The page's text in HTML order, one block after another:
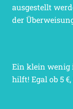
ausgestellt
der
Ein klein wenig
hilft! Egal ob 5 €,